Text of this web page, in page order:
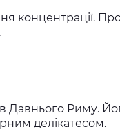
концентрації.
Давнього Риму.
делікатесом.